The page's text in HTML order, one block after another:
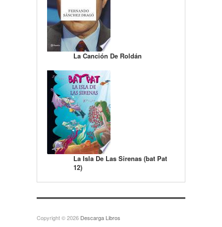
La Canción De Roldán
La Isla De Las Sirenas (bat Pat
12)
Copyright © 2026 Descarga Libros